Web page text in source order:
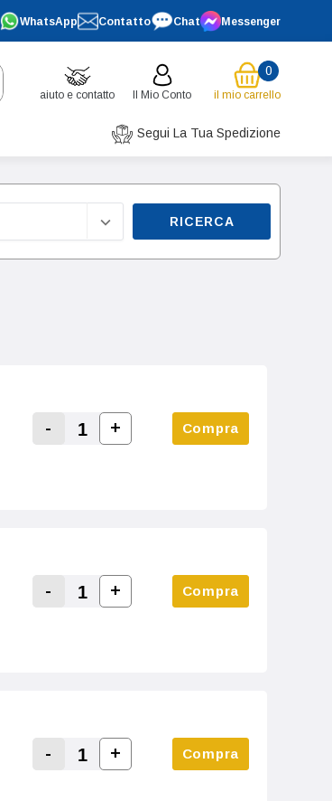
WhatsApp Contatto Chat Messenger
aiuto e contatto Il Mio Conto
0
il mio carrello
Segui La Tua Spedizione
RICERCA
Decrease Quantity:
-
Increase Quantity:
+ Compra
Decrease Quantity:
-
Increase Quantity:
+ Compra
Decrease Quantity:
-
Increase Quantity:
+ Compra